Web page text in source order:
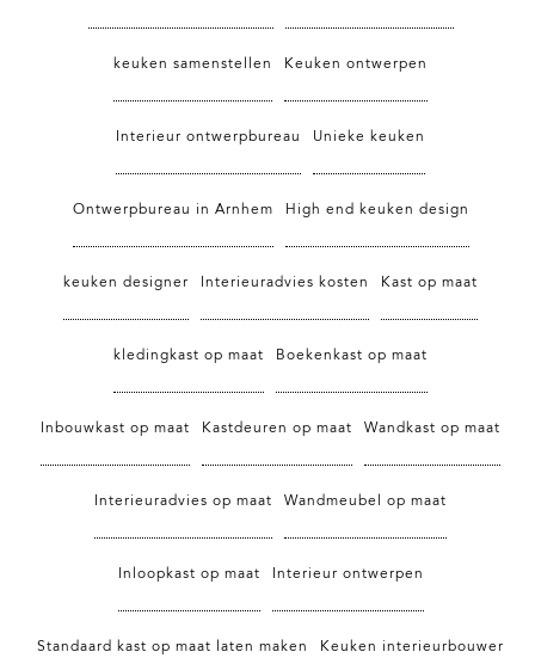
keuken samenstellen Keuken ontwerpen
Interieur ontwerpbureau Unieke keuken
Ontwerpbureau in Arnhem High end keuken design
keuken designer Interieuradvies kosten Kast op maat
kledingkast op maat Boekenkast op maat
Inbouwkast op maat Kastdeuren op maat Wandkast op maat
Interieuradvies op maat Wandmeubel op maat
Inloopkast op maat Interieur ontwerpen
Standaard kast op maat laten maken Keuken interieurbouwer